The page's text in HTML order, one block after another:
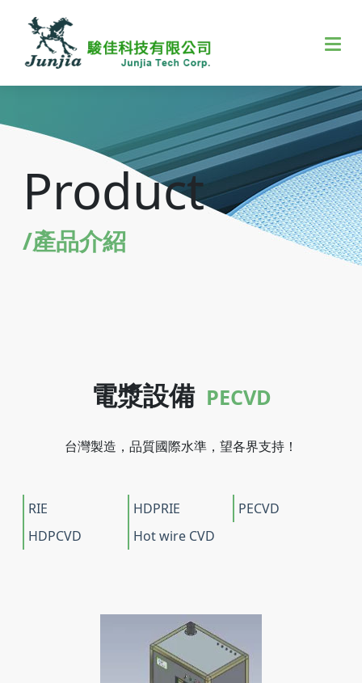
Product
/產品介紹
電漿設備 PECVD
台灣製造，品質國際水準，望各界支持！
RIE HDPRIE
PECVD
HDPCVD
Hot wire CVD